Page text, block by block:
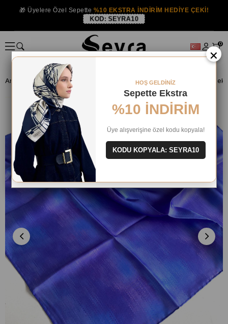
🎁 Üyelere Özel Sepette %10 EKSTRA İNDİRİM HEDİYE ÇEKİ!
KOD: SEYRA10
0
Anasayfa İPEK EŞARP Armine İpek 2024-25 Kış Armine Tivil İpek
×
HOŞ GELDİNİZ
Sepette Ekstra
%10 İNDİRİM
Üye alışverişine özel kodu kopyala!
KODU KOPYALA: SEYRA10